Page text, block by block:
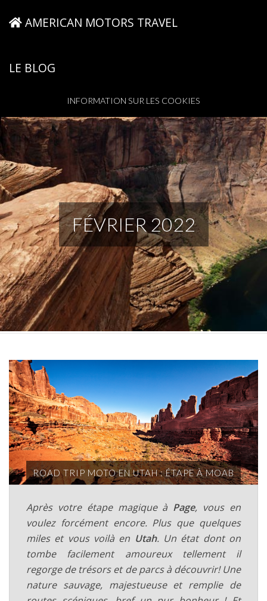
AMERICAN MOTORS TRAVEL
LE BLOG
INFORMATION SUR LES COOKIES
FÉVRIER 2022
ROAD TRIP MOTO EN UTAH : ÉTAPE À MOAB
Après votre étape magique à Page, vous en
voulez forcément encore. Plus que quelques
miles et vous voilà en Utah. Un état dont on
tombe facilement amoureux tellement il
regorge de trésors et de parcs à découvrir! Une
nature sauvage, majestueuse et remplie de